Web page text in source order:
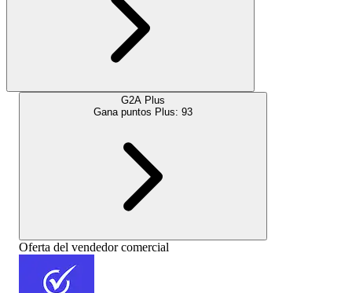
G2A Plus
Gana puntos Plus: 93
Oferta del vendedor comercial